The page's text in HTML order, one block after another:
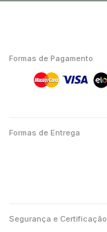
Formas de Pagamento
Formas de Entrega
Segurança e Certificação